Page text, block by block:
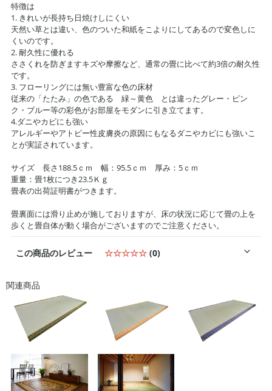
特徴は
1. きれいが長持ち日焼けしにくい
天然い草とは違い、色のついた和紙をこよりにしてあるので変色しに
くいのです。
2. 耐久性に優れる
ささくれを防ぎますキズや摩擦など、通常の畳に比べて約3倍の耐久性
です。
3. フローリングには無い豊富な色の床材
従来の「たたみ」の色である 緑～黄色 とは違ったグレー・ピン
ク・ブルー等の彩色がお部屋をモダンに引き立てます。
4.ダニやカビにも強い
アレルギーやアトピー性皮膚炎の原因にもなるダニやカビにも強いこ
とが実証されています。
サイズ 長さ188.5ｃｍ 幅：95.5ｃｍ 厚み：5ｃｍ
重量：畳1枚につき23.5Ｋｇ
畳表の出荷証明書がつきます。
畳裏面には滑り止めが施しておりますが、床の状況に応じて畳の上を
歩くと畳自体が動く場合がございますのでご注意ください。
この商品のレビュー ☆☆☆☆☆ (0)
関連商品